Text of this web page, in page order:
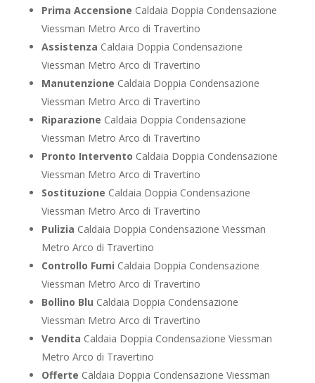
Prima Accensione Caldaia Doppia Condensazione
Viessman Metro Arco di Travertino
Assistenza Caldaia Doppia Condensazione
Viessman Metro Arco di Travertino
Manutenzione Caldaia Doppia Condensazione
Viessman Metro Arco di Travertino
Riparazione Caldaia Doppia Condensazione
Viessman Metro Arco di Travertino
Pronto Intervento Caldaia Doppia Condensazione
Viessman Metro Arco di Travertino
Sostituzione Caldaia Doppia Condensazione
Viessman Metro Arco di Travertino
Pulizia Caldaia Doppia Condensazione Viessman
Metro Arco di Travertino
Controllo Fumi Caldaia Doppia Condensazione
Viessman Metro Arco di Travertino
Bollino Blu Caldaia Doppia Condensazione
Viessman Metro Arco di Travertino
Vendita Caldaia Doppia Condensazione Viessman
Metro Arco di Travertino
Offerte Caldaia Doppia Condensazione Viessman